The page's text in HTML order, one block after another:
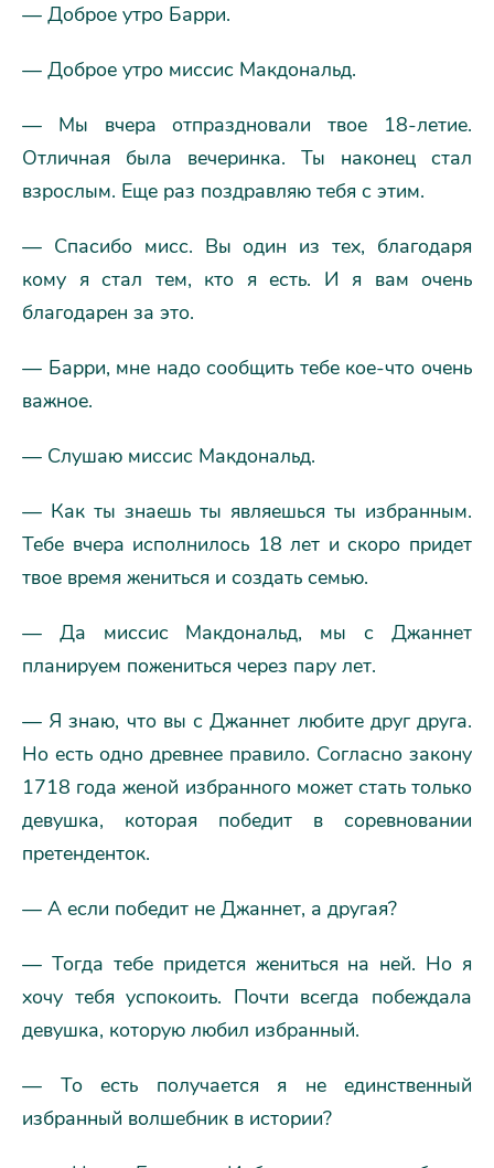
— Доброе утро Барри.
— Доброе утро миссис Макдональд.
— Мы вчера отпраздновали твое 18-летие.
Отличная была вечеринка. Ты наконец стал
взрослым. Еще раз поздравляю тебя с этим.
— Спасибо мисс. Вы один из тех, благодаря
кому я стал тем, кто я есть. И я вам очень
благодарен за это.
— Барри, мне надо сообщить тебе кое-что очень
важное.
— Слушаю миссис Макдональд.
— Как ты знаешь ты являешься ты избранным.
Тебе вчера исполнилось 18 лет и скоро придет
твое время жениться и создать семью.
— Да миссис Макдональд, мы с Джаннет
планируем пожениться через пару лет.
— Я знаю, что вы с Джаннет любите друг друга.
Но есть одно древнее правило. Согласно закону
1718 года женой избранного может стать только
девушка, которая победит в соревновании
претенденток.
— А если победит не Джаннет, а другая?
— Тогда тебе придется жениться на ней. Но я
хочу тебя успокоить. Почти всегда побеждала
девушка, которую любил избранный.
— То есть получается я не единственный
избранный волшебник в истории?